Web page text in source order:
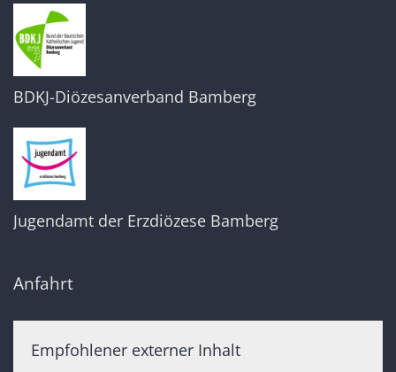
BDKJ-Diözesanverband Bamberg
Jugendamt der Erzdiözese Bamberg
Anfahrt
Empfohlener externer Inhalt